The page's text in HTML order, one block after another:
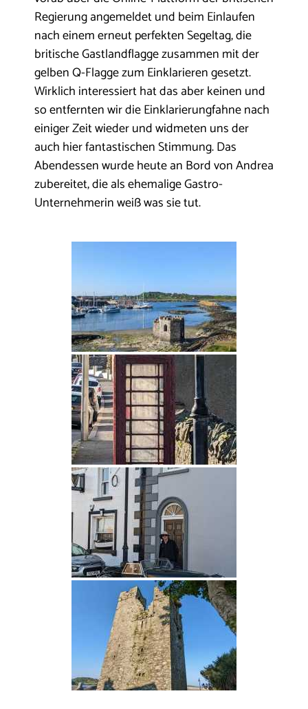
Regierung angemeldet und beim Einlaufen
nach einem erneut perfekten Segeltag, die
britische Gastlandflagge zusammen mit der
gelben Q-Flagge zum Einklarieren gesetzt.
Wirklich interessiert hat das aber keinen und
so entfernten wir die Einklarierungfahne nach
einiger Zeit wieder und widmeten uns der
auch hier fantastischen Stimmung. Das
Abendessen wurde heute an Bord von Andrea
zubereitet, die als ehemalige Gastro-
Unternehmerin weiß was sie tut.